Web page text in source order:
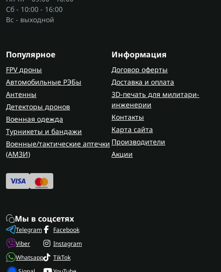
Сб - 10:00 - 16:00
Вс - выходной
Популярное
FPV дроны
Автомобильные РЭБы
Антенны
Детекторы дронов
Военная одежда
Турникеты и бандажи
Военные/тактические аптечки
(AMЗИ)
Информация
Договор оферты
Доставка и оплата
3D-печать для милитари-
инженерии
Контакты
Карта сайта
Производители
Акции
Мы в соцсетях
Telegram
Viber
Whatsapp
Facebook
Instagram
TikTok